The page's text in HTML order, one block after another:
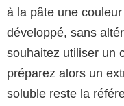
à la pâte une
développé, sans
souhaitez utiliser un
préparez alors un
soluble reste la